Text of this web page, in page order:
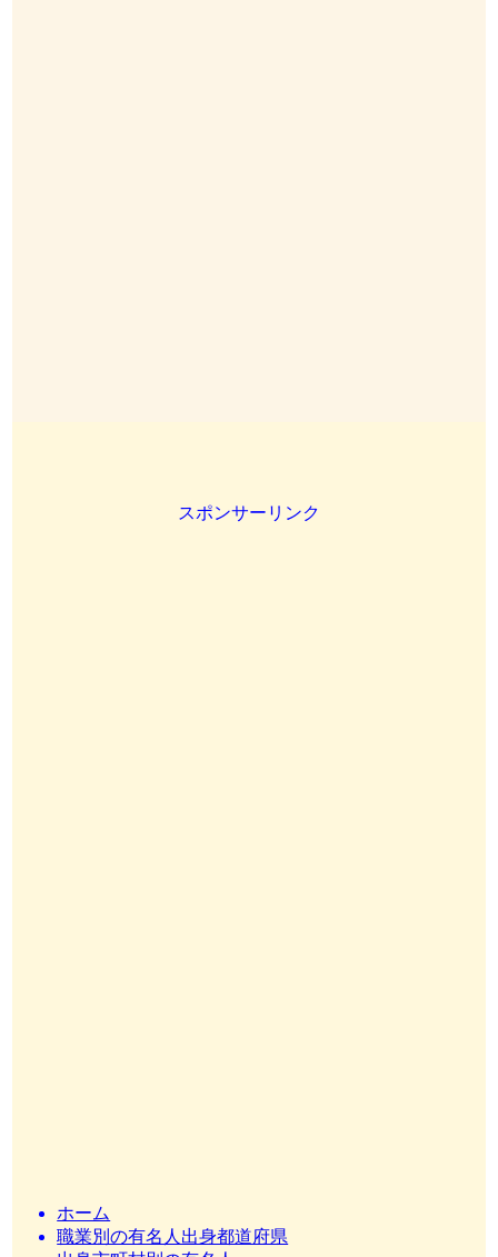
スポンサーリンク
ホーム
職業別の有名人出身都道府県